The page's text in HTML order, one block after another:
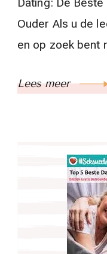
Ouder Als u de
en op zoek bent
Lees meer